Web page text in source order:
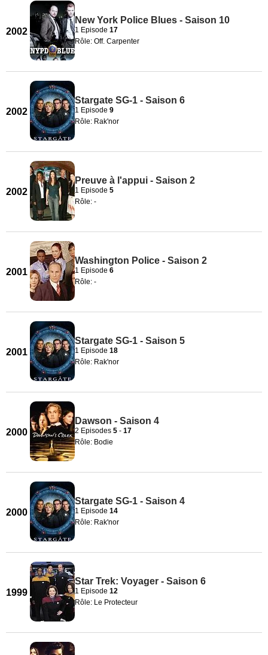
2002
New York Police Blues - Saison 10
1 Episode 17
Rôle: Off. Carpenter
2002
Stargate SG-1 - Saison 6
1 Episode 9
Rôle: Rak'nor
2002
Preuve à l'appui - Saison 2
1 Episode 5
Rôle: -
2001
Washington Police - Saison 2
1 Episode 6
Rôle: -
2001
Stargate SG-1 - Saison 5
1 Episode 18
Rôle: Rak'nor
2000
Dawson - Saison 4
2 Episodes 5 - 17
Rôle: Bodie
2000
Stargate SG-1 - Saison 4
1 Episode 14
Rôle: Rak'nor
1999
Star Trek: Voyager - Saison 6
1 Episode 12
Rôle: Le Protecteur